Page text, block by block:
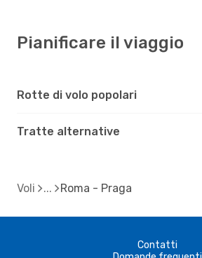
Pianificare il viaggio
Rotte di volo popolari
Tratte alternative
Voli Roma - Praga
Contatti